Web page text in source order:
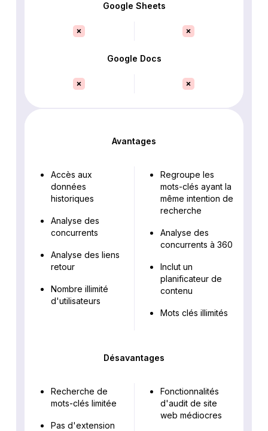
Google Sheets
Google Docs
Avantages
Accès aux
données
historiques
Analyse des
concurrents
Analyse des liens
retour
Nombre illimité
d'utilisateurs
Regroupe les
mots-clés ayant la
même intention de
recherche
Analyse des
concurrents à 360
Inclut un
planificateur de
contenu
Mots clés illimités
Désavantages
Recherche de
mots-clés limitée
Pas d'extension
Fonctionnalités
d'audit de site
web médiocres